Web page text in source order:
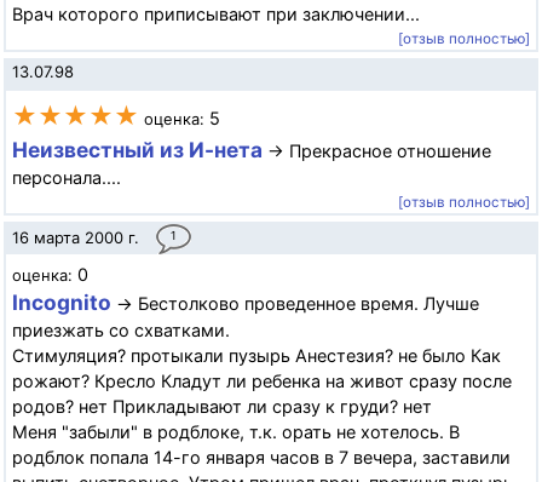
Врач которого приписывают при заключении...
[отзыв полностью]
13.07.98
★★★★★ оценка: 5
Неизвестный из И-нета → Прекрасное отношение
персонала....
[отзыв полностью]
16 марта 2000 г. 1
оценка: 0
Incognito → Бестолково проведенное время. Лучше
приезжать со схватками.
Стимуляция? протыкали пузырь Анестезия? не было Как
рожают? Кресло Кладут ли ребенка на живот сразу после
родов? нет Прикладывают ли сразу к груди? нет
Меня "забыли" в родблоке, т.к. орать не хотелось. В
родблок попала 14-го января часов в 7 вечера, заставили